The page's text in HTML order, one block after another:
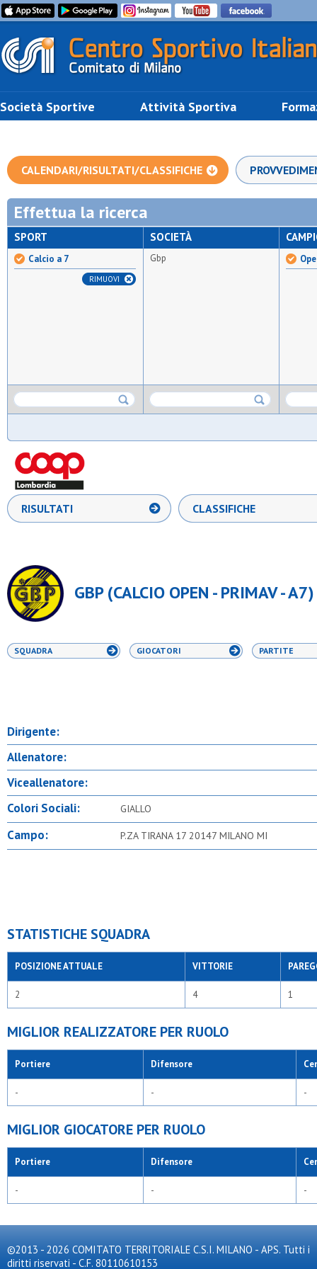
Società Sportive Attività Sportiva
CALENDARI/RISULTATI/CLASSIFICHE
Effettua la ricerca
SPORT
Calcio a 7
RIMUOVI
SOCIETÀ
Gbp
RISULTATI CLASSIFICHE
GBP (CALCIO OPEN - PRIMAV - A7)
SQUADRA GIOCATORI PARTITE
Dirigente:
Allenatore:
Viceallenatore:
Colori Sociali:
GIALLO
Campo: P.ZA TIRANA 17 20147 MILANO MI
STATISTICHE SQUADRA
POSIZIONE ATTUALE VITTORIE
2 4 1
MIGLIOR REALIZZATORE PER RUOLO
Portiere Difensore
- - -
MIGLIOR GIOCATORE PER RUOLO
Portiere Difensore
- - -
©2013 - 2026 COMITATO TERRITORIALE C.S.I. MILANO - APS. Tutti i
diritti riservati - C.F. 80110610153